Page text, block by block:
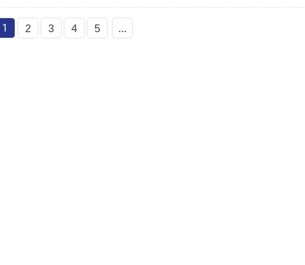
1 2 3 4 5 ...